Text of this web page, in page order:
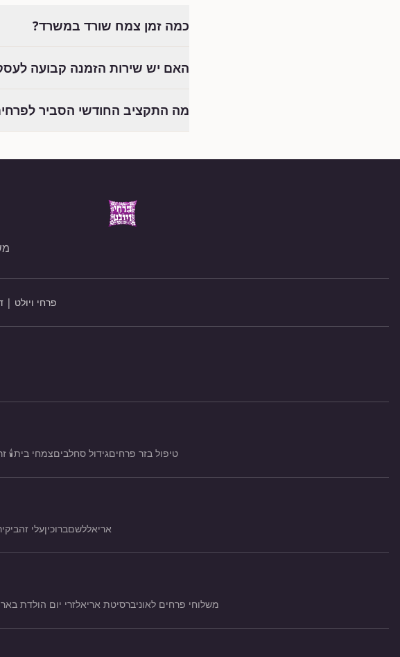
כמה זמן צמח שורד במשרד?
האם יש שירות הזמנה קבועה
מה התקציב החודשי הסביר
פרחי ויולט | דרך
טיפול בזר פרחיםגידול סחלביםצמחי בית🕯️
אריאללשםברוכיןעלי זהב
משלוחי פרחים לאוניברסיטת אריאלזרי יום הולדת